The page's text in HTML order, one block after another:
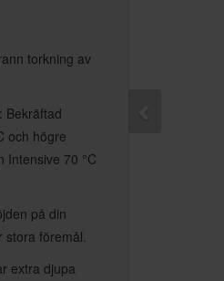
torkning av
Bekräftad
och högre
Intensive 70 °C
på din
stora föremål.
extra djupa